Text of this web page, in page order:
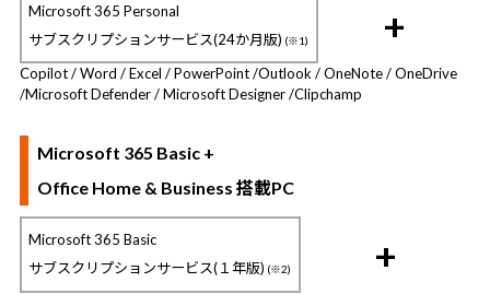
Microsoft 365 Personal
サブスクリプションサービス(24か月版) (※1) +
Copilot / Word / Excel / PowerPoint /Outlook / OneNote / OneDrive
/Microsoft Defender / Microsoft Designer /Clipchamp
Microsoft 365 Basic +
Office Home & Business 搭載PC
Microsoft 365 Basic
サブスクリプションサービス(１年版) (※2) +